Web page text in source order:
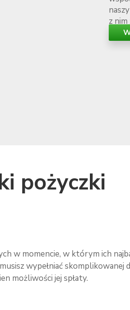
z nim
pożyczki
w momencie, w którym ich
wypełniać
możliwości jej spłaty.